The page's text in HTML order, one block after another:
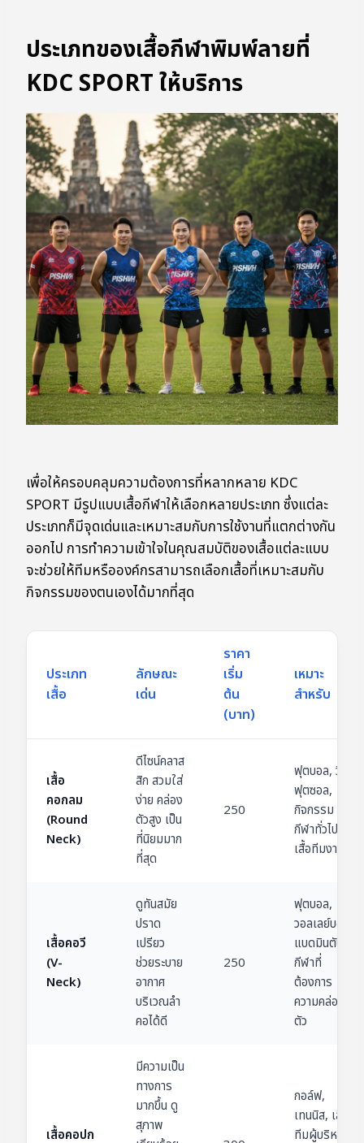
ประเภทของเสื้อกีฬาพิมพ์ลายที่
KDC SPORT ให้บริการ
เพื่อให้ครอบคลุมความต้องการที่หลากหลาย KDC
SPORT มีรูปแบบเสื้อกีฬาให้เลือกหลายประเภท ซึ่งแต่ละ
ประเภทก็มีจุดเด่นและเหมาะสมกับการใช้งานที่แตกต่างกัน
ออกไป การทำความเข้าใจในคุณสมบัติของเสื้อแต่ละแบบ
จะช่วยให้ทีมหรือองค์กรสามารถเลือกเสื้อที่เหมาะสมกับ
กิจกรรมของตนเองได้มากที่สุด
ประเภท
เสื้อ
ลักษณะ
เด่น
ราคา
เริ่ม
ต้น
(บาท)
เหมาะ
สำหรับ
เสื้อ
คอกลม
(Round
Neck)
ดีไซน์คลาส
สิก สวมใส่
ง่าย คล่อง
ตัวสูง เป็น
ที่นิยมมาก
ที่สุด
250
ฟุตบอล, วิ่ง,
ฟุตซอล,
กิจกรรม
กีฬาทั่วไป,
เสื้อทีมงาน
เสื้อคอวี
(V-
Neck)
ดูทันสมัย
ปราด
เปรียว
ช่วยระบาย
อากาศ
บริเวณลำ
คอได้ดี
250
ฟุตบอล,
วอลเลย์บอล,
แบดมินตัน,
กีฬาที่
ต้องการ
ความคล่อง
ตัว
เสื้อคอปก
มีความเป็น
ทางการ
มากขึ้น ดู
สุภาพ
กอล์ฟ,
เทนนิส, เสื้อ
ทีมผู้บริหาร,